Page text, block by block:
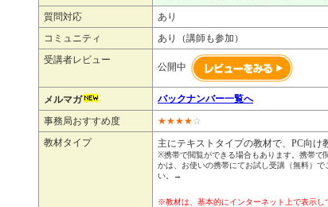
質問対応
あり
コミュニティ
あり（講師も参加）
受講者レビュー
公開中
メルマガ
バックナンバー一覧へ
事務局おすすめ度
★★★★☆
教材タイプ
主にテキストタイプの教材で、PC向け
※携帯で閲覧ができる場合もあります。携帯で
かは、お使いの携帯にてお試し受講（無料）で
い。→
※教材は、基本的にインターネット上で表示